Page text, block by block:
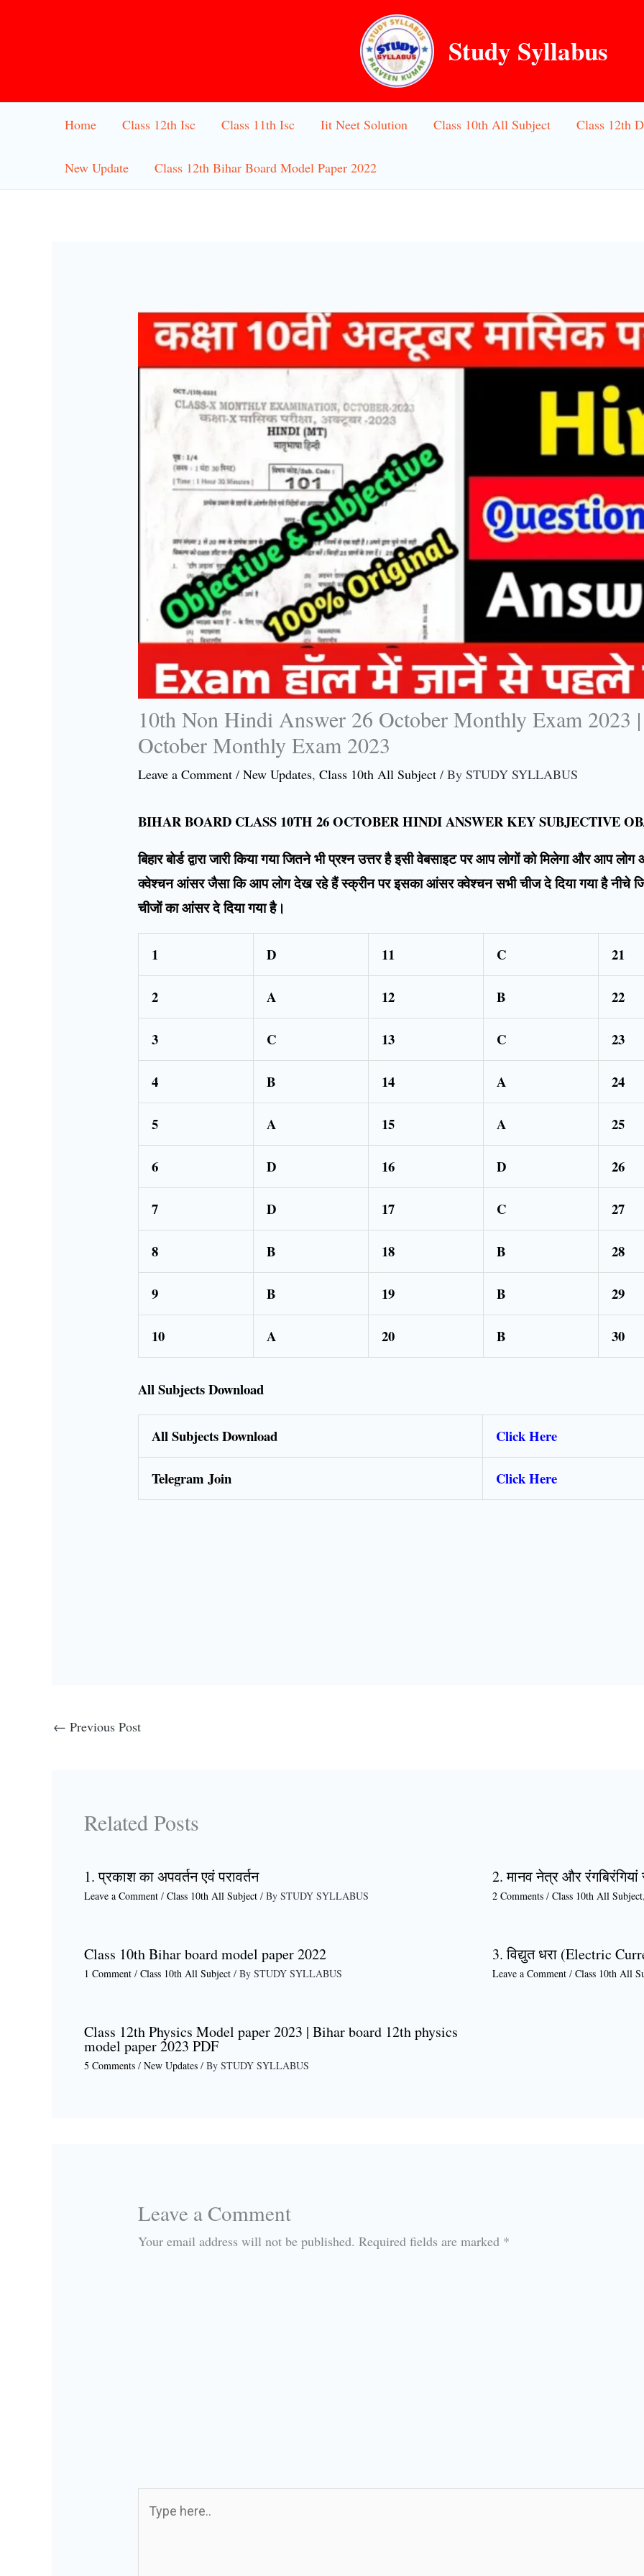
Study Syllabus
Home Class 12th Isc Class 11th Isc Iit Neet Solution Class 10th All Subject Class 12th
New Update Class 12th Bihar Board Model Paper 2022
10th Non Hindi Answer 26 October Monthly Exam 2023
October Monthly Exam 2023
Leave a Comment /New Updates,Class 10th All Subject / BySTUDY SYLLABUS
BIHAR BOARD CLASS 10TH 26 OCTOBER HINDI ANSWER KEY SUBJECTIVE
बिहार बोर्ड द्वारा जारी किया गया जितने भी प्रश्न उत्तर है इसी वेबसाइट पर आप लोगों को मिलेगा और आप
क्वेश्चन आंसर जैसा कि आप लोग देख रहे हैं स्क्रीन पर इसका आंसर क्वेश्चन सभी चीज दे दिया गया है नीचे
चीजों का आंसर दे दिया गया है।
1 D 11 C 21
2 A 12 B 22
3 C 13 C 23
4 B 14 A 24
5 A 15 A 25
6 D 16 D 26
7 D 17 C 27
8 B 18 B 28
9 B 19 B 29
10 A 20 B 30
All Subjects Download
All Subjects Download Click Here
Telegram Join Click Here
← Previous Post
Related Posts
1. प्रकाश का अपवर्तन एवं परावर्तन
Leave a Comment / Class 10th All Subject / By STUDY SYLLABUS
2. मानव नेत्र और रंगबिरंगियां
2 Comments / Class 10th All Subject
Class 10th Bihar board model paper 2022
1 Comment / Class 10th All Subject / By STUDY SYLLABUS
3. विद्युत धरा (Electric
Leave a Comment / Class 10th All
Class 12th Physics Model paper 2023 | Bihar board 12th physics
model paper 2023 PDF
5 Comments / New Updates / By STUDY SYLLABUS
Leave a Comment
Your email address will not be published. Required fields are marked *
here..